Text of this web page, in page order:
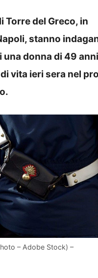
Torre del Greco, in
stanno
una donna di 49
vita ieri sera nel
– Adobe Stock) –